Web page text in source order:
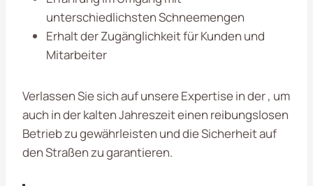
unterschiedlichsten Schneemengen
Erhalt der Zugänglichkeit für Kunden und
Mitarbeiter
Verlassen Sie sich auf unsere Expertise in der , um
auch in der kalten Jahreszeit einen reibungslosen
Betrieb zu gewährleisten und die Sicherheit auf
den Straßen zu garantieren.